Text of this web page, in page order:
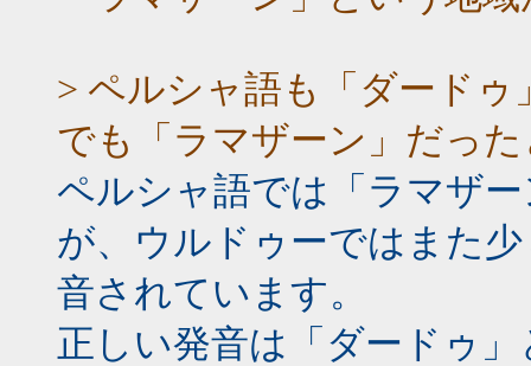
> ペルシャ語も「ダード
でも「ラマザーン」だっ
ペルシャ語では「ラマザ
が、ウルドゥーではまた
音されています。
正しい発音は「ダードゥ